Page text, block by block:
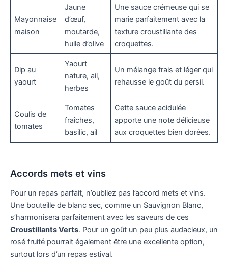
Mayonnaise
maison
Jaune
d’œuf,
moutarde,
huile d’olive
Une sauce crémeuse qui se
marie parfaitement avec la
texture croustillante des
croquettes.
Dip au
yaourt
Yaourt
nature, ail,
herbes
Un mélange frais et léger qui
rehausse le goût du persil.
Coulis de
tomates
Tomates
fraîches,
basilic, ail
Cette sauce acidulée
apporte une note délicieuse
aux croquettes bien dorées.
Accords mets et vins
Pour un repas parfait, n’oubliez pas l’accord mets et vins.
Une bouteille de blanc sec, comme un Sauvignon Blanc,
s’harmonisera parfaitement avec les saveurs de ces
Croustillants Verts. Pour un goût un peu plus audacieux, un
rosé fruité pourrait également être une excellente option,
surtout lors d’un repas estival.